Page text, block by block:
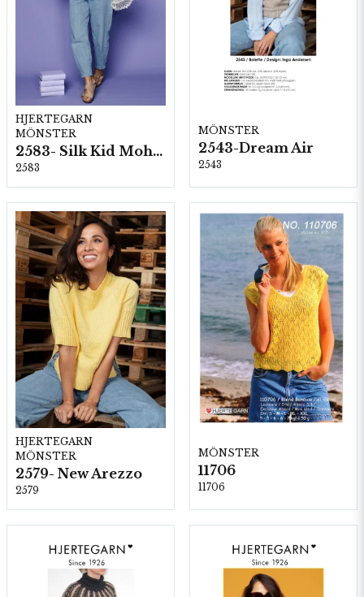
HJERTEGARN
MÖNSTER
2583- Silk Kid Mohair
2583
MÖNSTER
2543-Dream Air
2543
HJERTEGARN
MÖNSTER
2579- New Arezzo
2579
MÖNSTER
11706
11706